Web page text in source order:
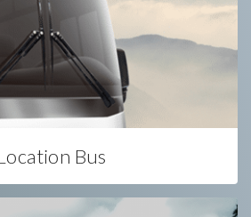
Bus